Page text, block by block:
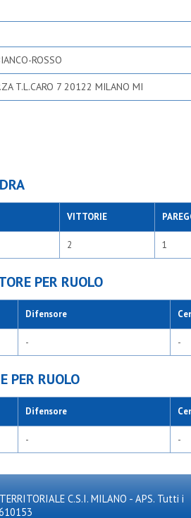
ROSSO
T.L.CARO 7 20122 MILANO MI
VITTORIE
2 1
PER RUOLO
Difensore
- -
PER RUOLO
Difensore
- -
C.S.I. MILANO - APS. Tutti i